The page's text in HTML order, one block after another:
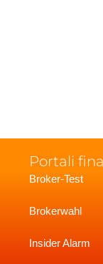
Portali
Broker-Test
Brokerwahl
Insider Alarm